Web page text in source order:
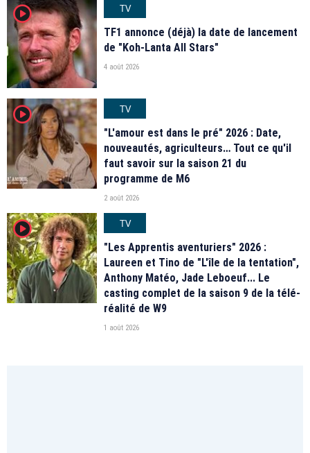
player2
TV
TF1 annonce (déjà) la date de lancement
de "Koh-Lanta All Stars"
4 août 2026
player2
TV
"L'amour est dans le pré" 2026 : Date,
nouveautés, agriculteurs… Tout ce qu'il
faut savoir sur la saison 21 du
programme de M6
2 août 2026
player2
TV
"Les Apprentis aventuriers" 2026 :
Laureen et Tino de "L'île de la tentation",
Anthony Matéo, Jade Leboeuf... Le
casting complet de la saison 9 de la télé-
réalité de W9
1 août 2026